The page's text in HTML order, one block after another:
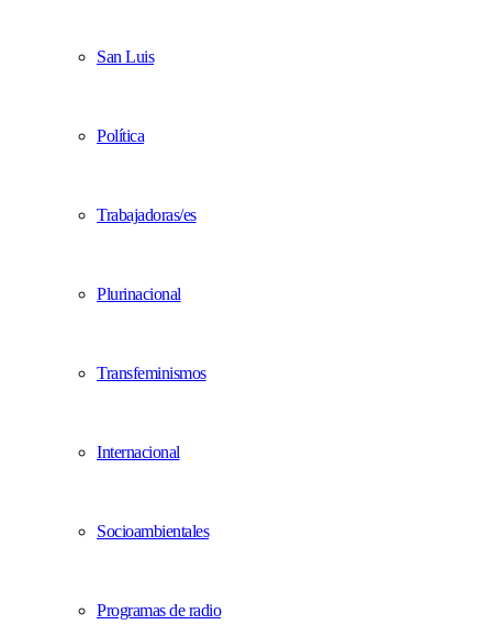
San Luis
Política
Trabajadoras/es
Plurinacional
Transfeminismos
Internacional
Socioambientales
Programas de radio